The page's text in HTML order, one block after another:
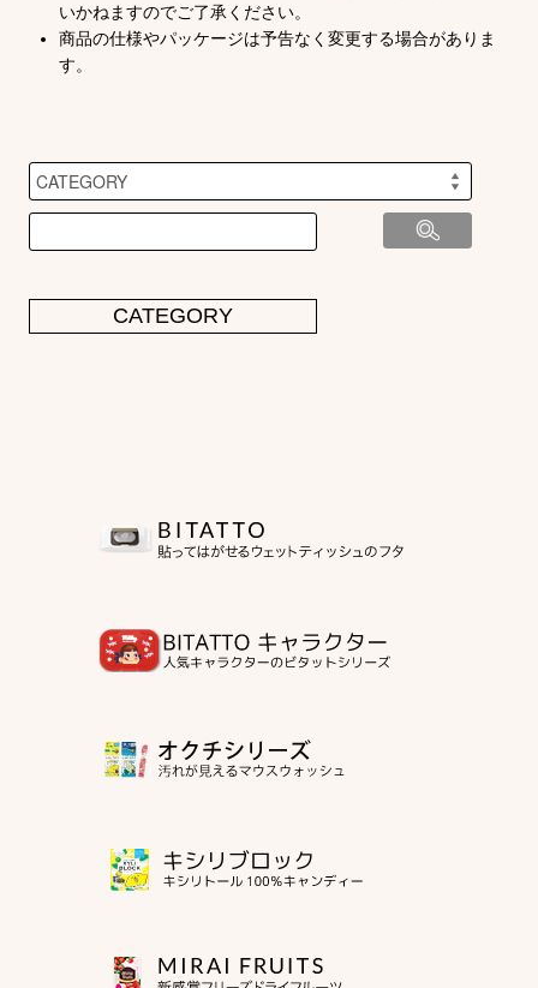
いかねますのでご了承ください。
商品の仕様やパッケージは予告なく変更する場合がありま
す。
CATEGORY